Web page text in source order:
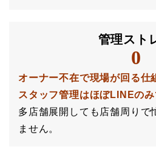
管理スト
0
オーナー不在で現場が回る仕
スタッフ管理はほぼLINEの
多店舗展開しても店舗周りで
ません。